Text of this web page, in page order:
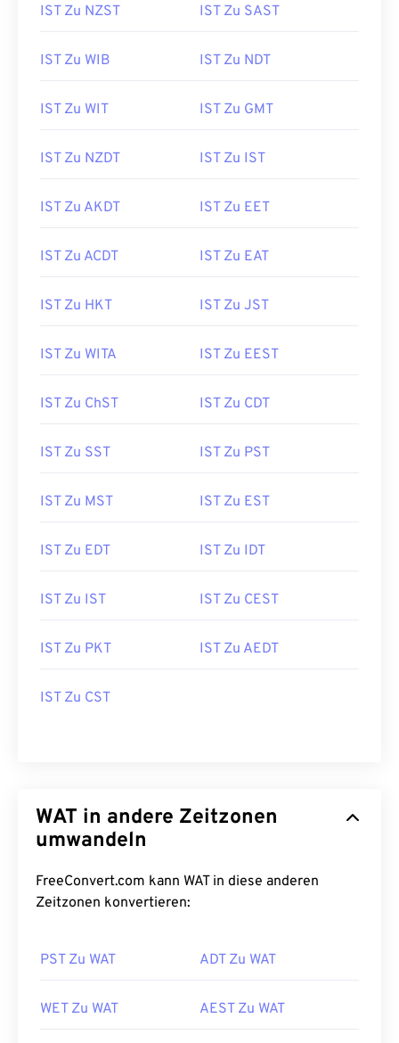
IST Zu NZST IST Zu SAST
IST Zu WIB IST Zu NDT
IST Zu WIT IST Zu GMT
IST Zu NZDT IST Zu IST
IST Zu AKDT IST Zu EET
IST Zu ACDT IST Zu EAT
IST Zu HKT IST Zu JST
IST Zu WITA IST Zu EEST
IST Zu ChST IST Zu CDT
IST Zu SST IST Zu PST
IST Zu MST IST Zu EST
IST Zu EDT IST Zu IDT
IST Zu IST IST Zu CEST
IST Zu PKT IST Zu AEDT
IST Zu CST
WAT in andere Zeitzonen
umwandeln
FreeConvert.com kann WAT in diese anderen
Zeitzonen konvertieren:
PST Zu WAT ADT Zu WAT
WET Zu WAT AEST Zu WAT